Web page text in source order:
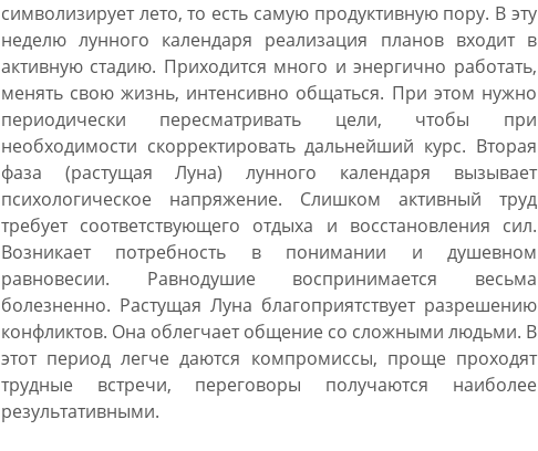
символизирует лето, то есть самую продуктивную пору. В эту
неделю лунного календаря реализация планов входит в
активную стадию. Приходится много и энергично работать,
менять свою жизнь, интенсивно общаться. При этом нужно
периодически пересматривать цели, чтобы при
необходимости скорректировать дальнейший курс. Вторая
фаза (растущая Луна) лунного календаря вызывает
психологическое напряжение. Слишком активный труд
требует соответствующего отдыха и восстановления сил.
Возникает потребность в понимании и душевном
равновесии. Равнодушие воспринимается весьма
болезненно. Растущая Луна благоприятствует разрешению
конфликтов. Она облегчает общение со сложными людьми. В
этот период легче даются компромиссы, проще проходят
трудные встречи, переговоры получаются наиболее
результативными.